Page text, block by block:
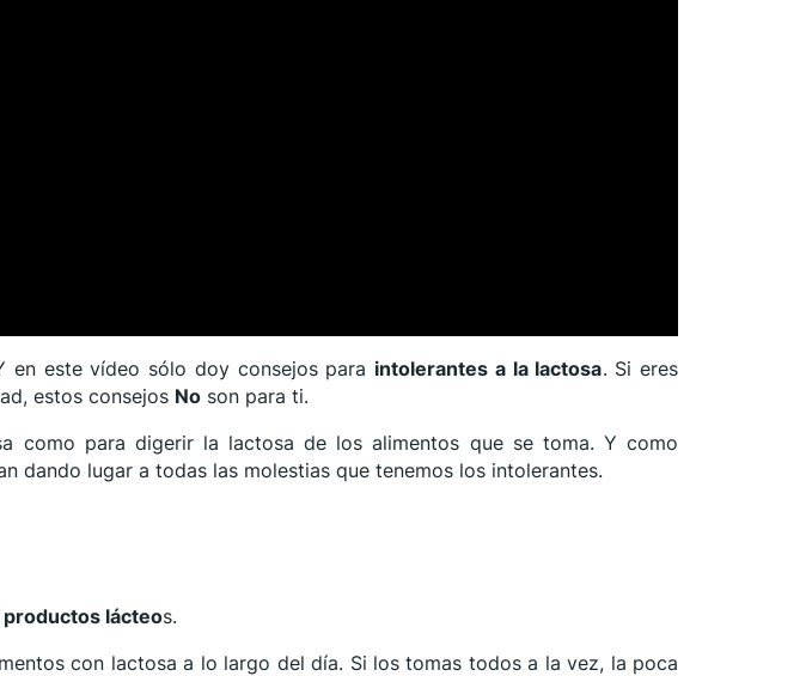
en este vídeo sólo doy consejos para intolerantes a la lactosa. Si eres
estos consejos No son para ti.
como para digerir la lactosa de los alimentos que se toma. Y como
dando lugar a todas las molestias que tenemos los intolerantes.
lácteos.
con lactosa a lo largo del día. Si los tomas todos a la vez, la poca